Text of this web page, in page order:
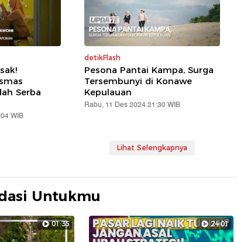
Serba
WIB
detikFlash
Pesona Pantai Kampa, Surga
Tersembunyi di Konawe
Kepulauan
Rabu, 11 Des 2024 21:30 WIB
Lihat Selengkapnya
Untukmu
01:35 24:01